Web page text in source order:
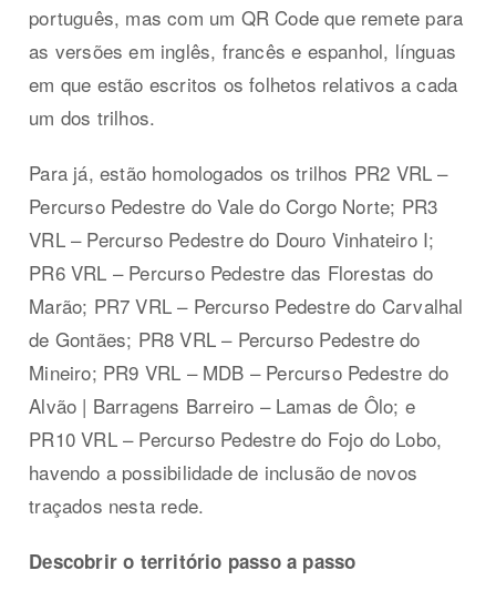
português, mas com um QR Code que remete para
as versões em inglês, francês e espanhol, línguas
em que estão escritos os folhetos relativos a cada
um dos trilhos.
Para já, estão homologados os trilhos PR2 VRL –
Percurso Pedestre do Vale do Corgo Norte; PR3
VRL – Percurso Pedestre do Douro Vinhateiro I;
PR6 VRL – Percurso Pedestre das Florestas do
Marão; PR7 VRL – Percurso Pedestre do Carvalhal
de Gontães; PR8 VRL – Percurso Pedestre do
Mineiro; PR9 VRL – MDB – Percurso Pedestre do
Alvão | Barragens Barreiro – Lamas de Ôlo; e
PR10 VRL – Percurso Pedestre do Fojo do Lobo,
havendo a possibilidade de inclusão de novos
traçados nesta rede.
Descobrir o território passo a passo